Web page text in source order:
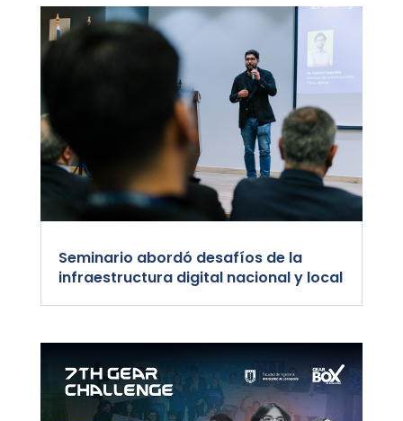
Seminario abordó desafíos de la
infraestructura digital nacional y local